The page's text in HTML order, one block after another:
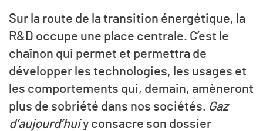
Sur la route de la transition énergétique, la
R&D occupe une place centrale. C’est le
chaînon qui permet et permettra de
développer les technologies, les usages et
les comportements qui, demain, amèneront
plus de sobriété dans nos sociétés. Gaz
d’aujourd’huiy consacre son dossier